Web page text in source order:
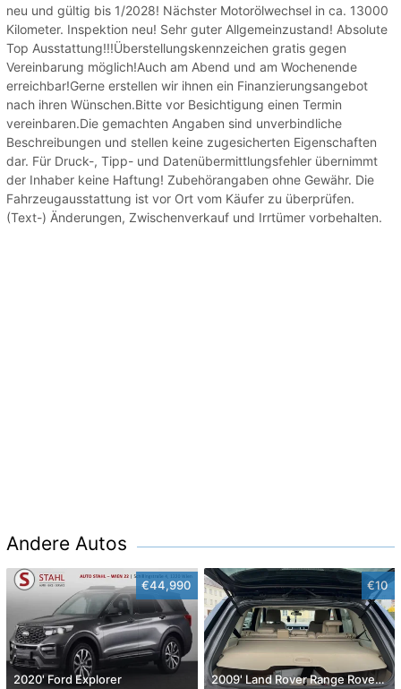
neu und gültig bis 1/2028! Nächster Motorölwechsel in ca. 13000
Kilometer. Inspektion neu! Sehr guter Allgemeinzustand! Absolute
Top Ausstattung!!!Überstellungskennzeichen gratis gegen
Vereinbarung möglich!Auch am Abend und am Wochenende
erreichbar!Gerne erstellen wir ihnen ein Finanzierungsangebot
nach ihren Wünschen.Bitte vor Besichtigung einen Termin
vereinbaren.Die gemachten Angaben sind unverbindliche
Beschreibungen und stellen keine zugesicherten Eigenschaften
dar. Für Druck-, Tipp- und Datenübermittlungsfehler übernimmt
der Inhaber keine Haftung! Zubehörangaben ohne Gewähr. Die
Fahrzeugausstattung ist vor Ort vom Käufer zu überprüfen.
(Text-) Änderungen, Zwischenverkauf und Irrtümer vorbehalten.
Andere Autos
€44,990
2020' Ford Explorer
€10
2009' Land Rover Range Rover Sport